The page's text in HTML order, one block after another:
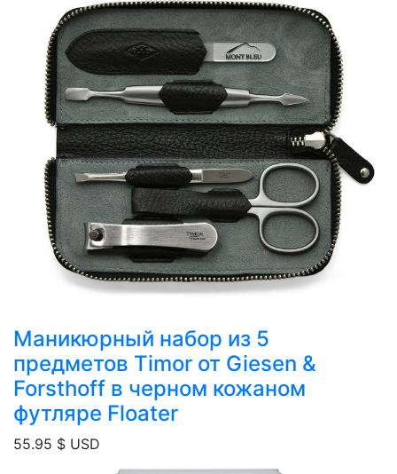
Маникюрный набор из 5
предметов Timor от Giesen &
Forsthoff в черном кожаном
футляре Floater
55.95 $ USD